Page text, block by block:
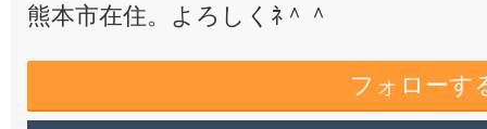
熊本市在住。よろしくﾈ＾＾
フォローす